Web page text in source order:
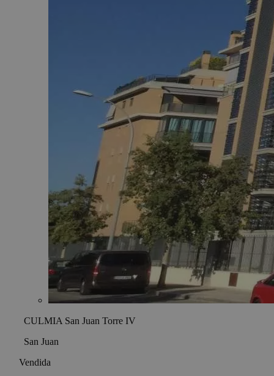
CULMIA San Juan Torre IV
San Juan
Vendida